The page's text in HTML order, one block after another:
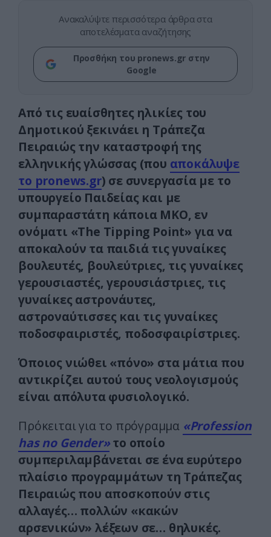
Ανακαλύψτε περισσότερα άρθρα στα
αποτελέσματα αναζήτησης
Προσθήκη του pronews.gr στην
Google
Από τις ευαίσθητες ηλικίες του
Δημοτικού ξεκινάει η Τράπεζα
Πειραιώς την καταστροφή της
ελληνικής γλώσσας (που αποκάλυψε
το pronews.gr) σε συνεργασία με το
υπουργείο Παιδείας και με
συμπαραστάτη κάποια ΜΚΟ, εν
ονόματι «The Tipping Point» για να
αποκαλούν τα παιδιά τις γυναίκες
βουλευτές, βουλεύτριες, τις γυναίκες
γερουσιαστές, γερουσιάστριες, τις
γυναίκες αστρονάυτες,
αστροναύτισσες και τις γυναίκες
ποδοσφαιριστές, ποδοσφαιρίστριες.
Όποιος νιώθει «πόνο» στα μάτια που
αντικρίζει αυτού τους νεολογισμούς
είναι απόλυτα φυσιολογικό.
Πρόκειται για το πρόγραμμα «Profession
has no Gender» το οποίο
συμπεριλαμβάνεται σε ένα ευρύτερο
πλαίσιο προγραμμάτων τη Τράπεζας
Πειραιώς που αποσκοπούν στις
αλλαγές… πολλών «κακών
αρσενικών» λέξεων σε… θηλυκές.